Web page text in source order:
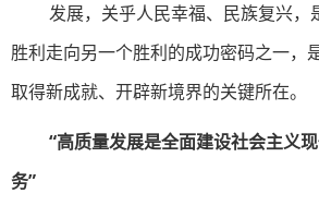
发展，关乎人民幸福、民族复兴，
胜利走向另一个胜利的成功密码之一，
取得新成就、开辟新境界的关键所在。
“高质量发展是全面建设社会主义
务”